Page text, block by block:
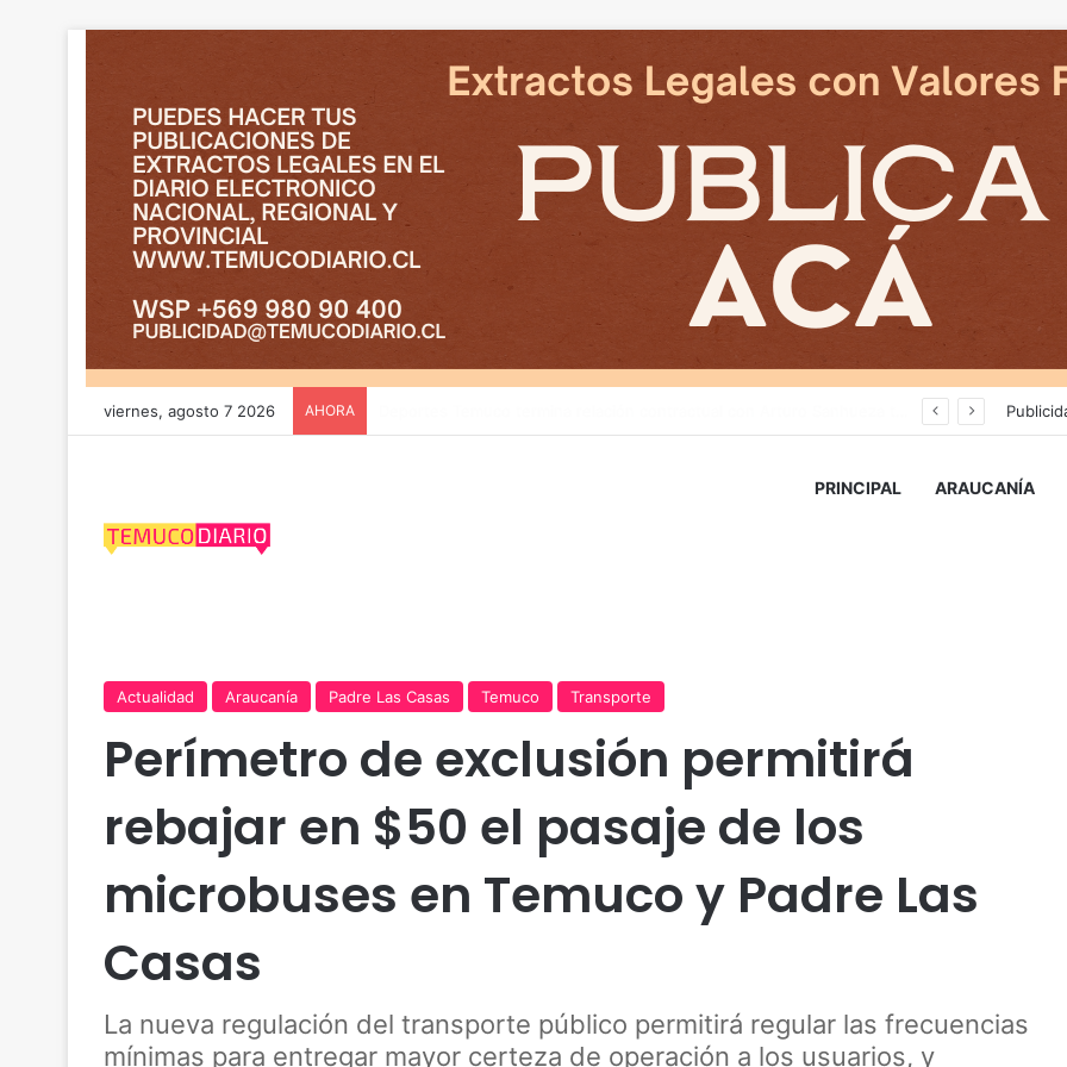
viernes, agosto 7 2026 AHORA
PRINCIPAL ARAUCANÍA
Actualidad Araucanía Padre Las Casas Temuco Transporte
Perímetro de exclusión permitirá
rebajar en $50 el pasaje de los
microbuses en Temuco y Padre Las
Casas
La nueva regulación del transporte público permitirá regular las frecuencias
mínimas para entregar mayor certeza de operación a los usuarios, y